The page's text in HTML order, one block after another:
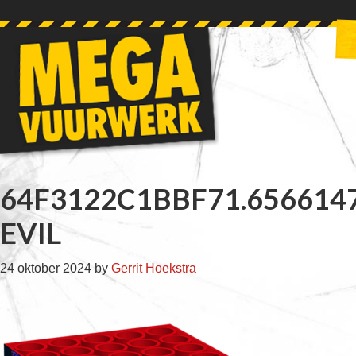
primary
navigation
main
content
primary
sidebar
footer
EVIL
24 oktober 2024 by Gerrit Hoekstra